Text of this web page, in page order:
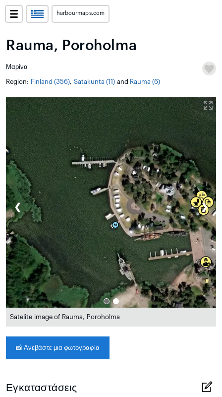
harbourmaps.com
Rauma, Poroholma
Μαρίνα
Region: Finland (356), Satakunta (11) and Rauma (6)
❮ ❯
Satelite image of Rauma, Poroholma
📸 Ανεβάστε μια φωτογραφία
Εγκαταστάσεις